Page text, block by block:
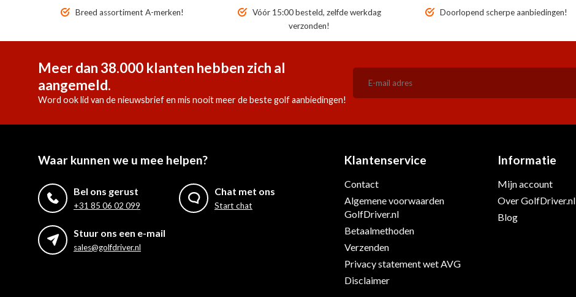
Breed assortiment A-merken!
Vóór 15:00 besteld, zelfde werkdag
verzonden!
Doorlopend scherpe aanbiedingen!
Meer dan 38.000 klanten hebben zich al
aangemeld.
Word ook lid van de nieuwsbrief en mis nooit meer de beste golf aanbiedingen!
Waar kunnen we u mee helpen?
Bel ons gerust
+31 85 06 02 099
Chat met ons
Start chat
Stuur ons een e-mail
sales@golfdriver.nl
Klantenservice
Contact
Algemene voorwaarden
GolfDriver.nl
Betaalmethoden
Verzenden
Privacy statement wet AVG
Disclaimer
Informatie
Mijn account
Over GolfDriver.nl
Blog